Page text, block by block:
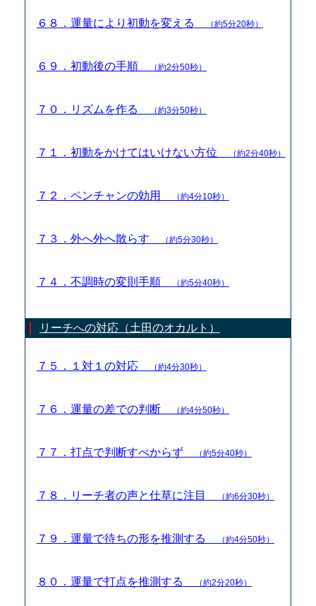
６８．運量により初動を変える （約5分20秒）
６９．初動後の手順 （約2分50秒）
７０．リズムを作る （約3分50秒）
７１．初動をかけてはいけない方位 （約2分40秒）
７２．ペンチャンの効用 （約4分10秒）
７３．外へ外へ散らす （約5分30秒）
７４．不調時の変則手順 （約5分40秒）
リーチへの対応（土田のオカルト）
７５．１対１の対応 （約4分30秒）
７６．運量の差での判断 （約4分50秒）
７７．打点で判断すべからず （約5分40秒）
７８．リーチ者の声と仕草に注目 （約6分30秒）
７９．運量で待ちの形を推測する （約4分50秒）
８０．運量で打点を推測する （約2分20秒）